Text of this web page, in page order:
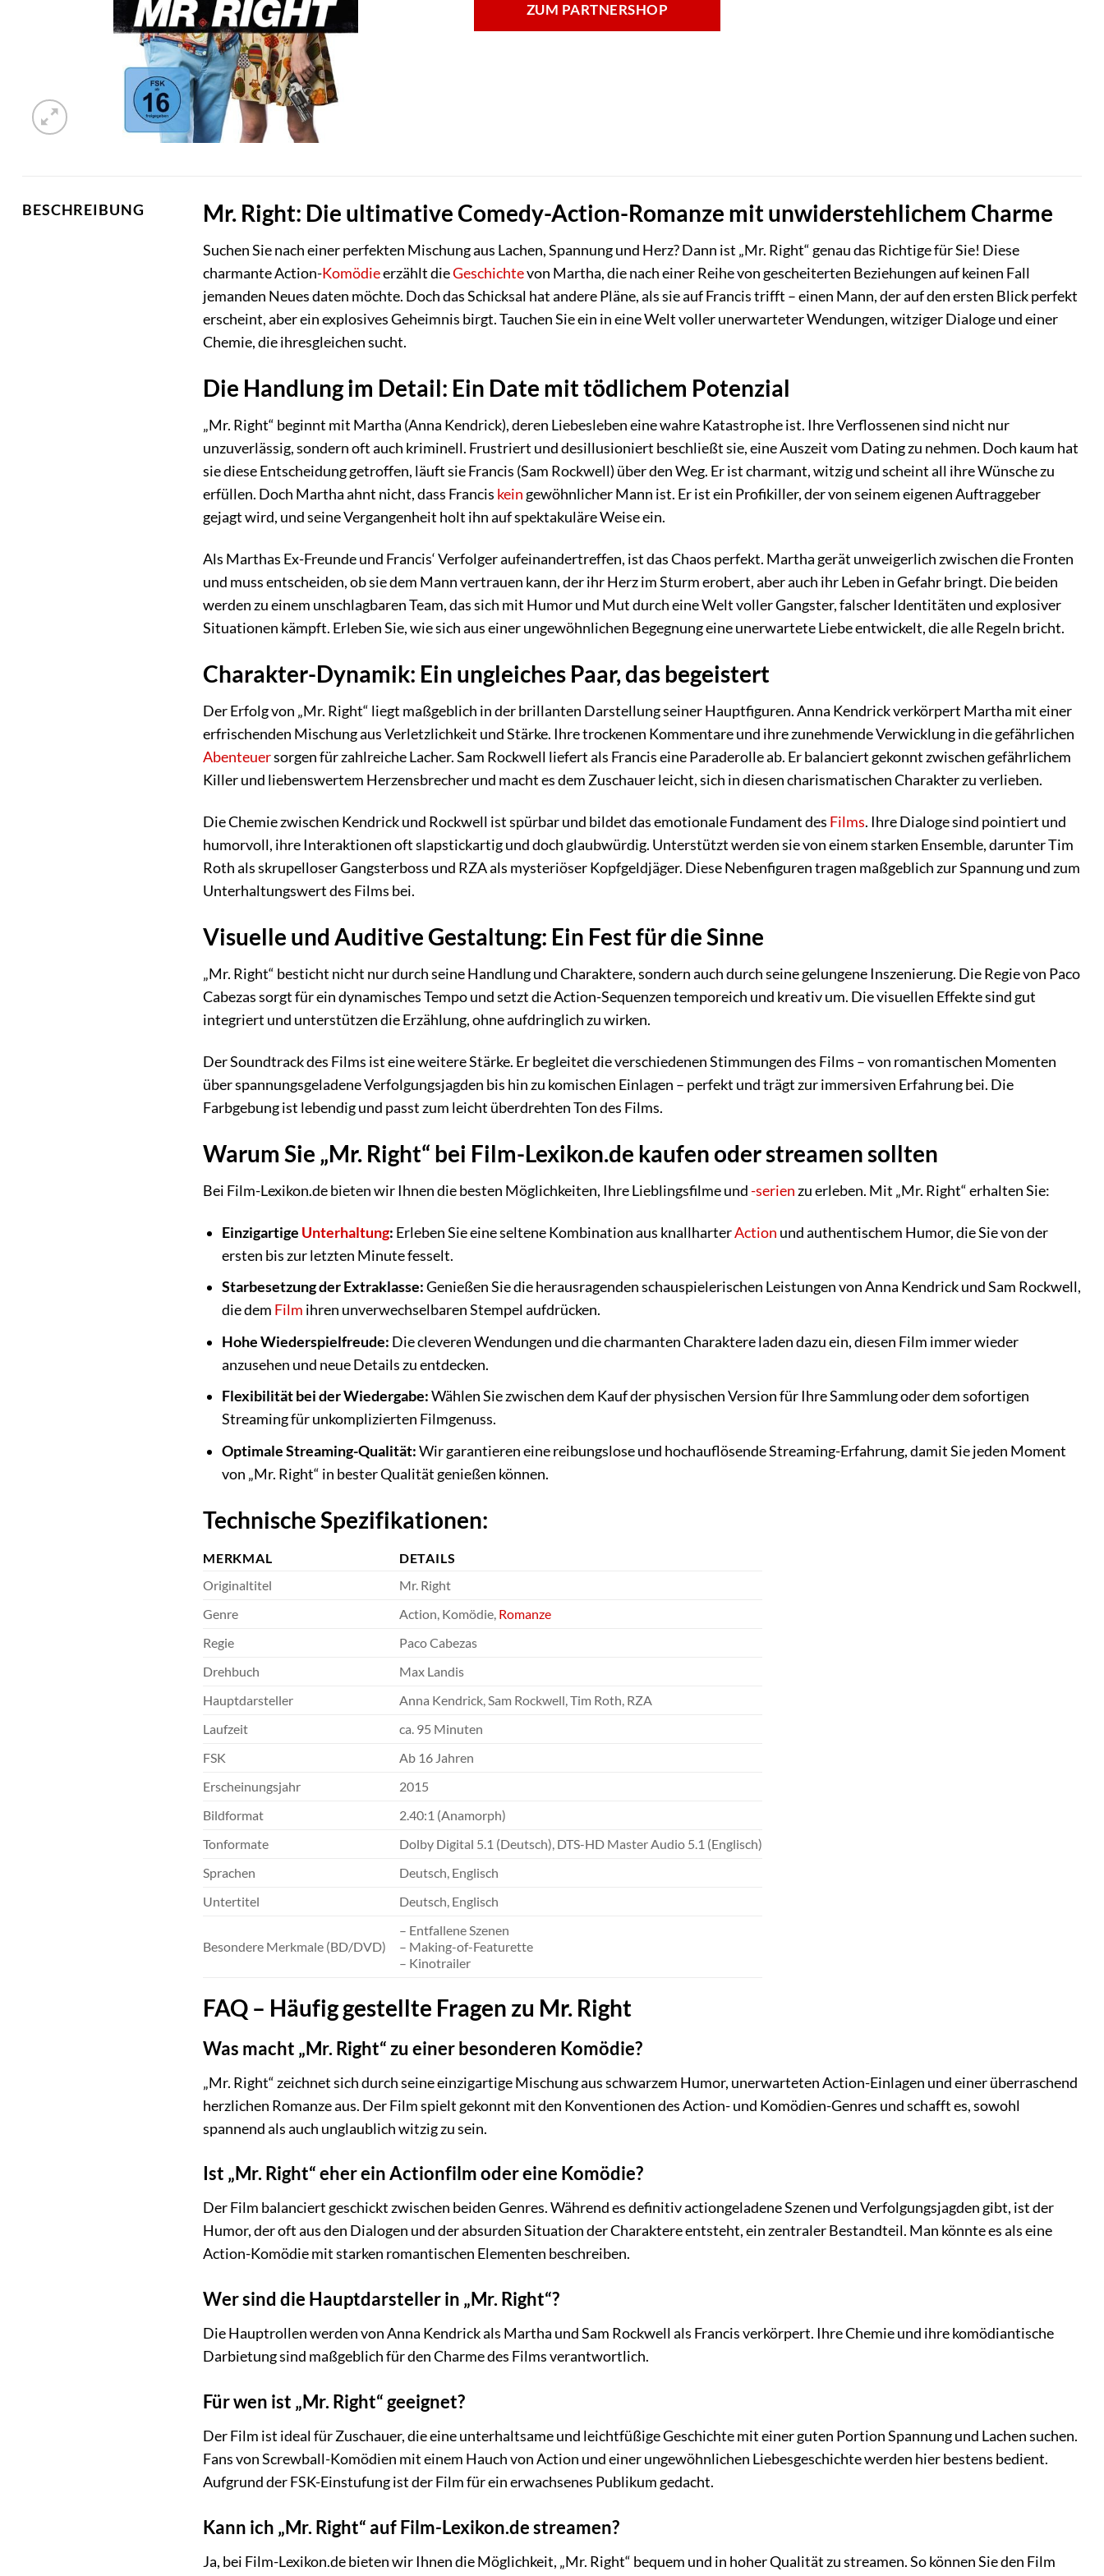
ZUM PARTNERSHOP
BESCHREIBUNG Mr. Right: Die ultimative Comedy-Action-Romanze mit unwiderstehlichem Charme
Suchen Sie nach einer perfekten Mischung aus Lachen, Spannung und Herz? Dann ist „Mr. Right“ genau das Richtige für Sie! Diese
charmante Action-Komödieerzählt dieGeschichtevon Martha, die nach einer Reihe von gescheiterten Beziehungen auf keinen Fall
jemanden Neues daten möchte. Doch das Schicksal hat andere Pläne, als sie auf Francis trifft – einen Mann, der auf den ersten Blick perfekt
erscheint, aber ein explosives Geheimnis birgt. Tauchen Sie ein in eine Welt voller unerwarteter Wendungen, witziger Dialoge und einer
Chemie, die ihresgleichen sucht.
Die Handlung im Detail: Ein Date mit tödlichem Potenzial
„Mr. Right“ beginnt mit Martha (Anna Kendrick), deren Liebesleben eine wahre Katastrophe ist. Ihre Verflossenen sind nicht nur
unzuverlässig, sondern oft auch kriminell. Frustriert und desillusioniert beschließt sie, eine Auszeit vom Dating zu nehmen. Doch kaum hat
sie diese Entscheidung getroffen, läuft sie Francis (Sam Rockwell) über den Weg. Er ist charmant, witzig und scheint all ihre Wünsche zu
erfüllen. Doch Martha ahnt nicht, dass Francis keingewöhnlicher Mann ist. Er ist ein Profikiller, der von seinem eigenen Auftraggeber
gejagt wird, und seine Vergangenheit holt ihn auf spektakuläre Weise ein.
Als Marthas Ex-Freunde und Francis‘ Verfolger aufeinandertreffen, ist das Chaos perfekt. Martha gerät unweigerlich zwischen die Fronten
und muss entscheiden, ob sie dem Mann vertrauen kann, der ihr Herz im Sturm erobert, aber auch ihr Leben in Gefahr bringt. Die beiden
werden zu einem unschlagbaren Team, das sich mit Humor und Mut durch eine Welt voller Gangster, falscher Identitäten und explosiver
Situationen kämpft. Erleben Sie, wie sich aus einer ungewöhnlichen Begegnung eine unerwartete Liebe entwickelt, die alle Regeln bricht.
Charakter-Dynamik: Ein ungleiches Paar, das begeistert
Der Erfolg von „Mr. Right“ liegt maßgeblich in der brillanten Darstellung seiner Hauptfiguren. Anna Kendrick verkörpert Martha mit einer
erfrischenden Mischung aus Verletzlichkeit und Stärke. Ihre trockenen Kommentare und ihre zunehmende Verwicklung in die gefährlichen
Abenteuersorgen für zahlreiche Lacher. Sam Rockwell liefert als Francis eine Paraderolle ab. Er balanciert gekonnt zwischen gefährlichem
Killer und liebenswertem Herzensbrecher und macht es dem Zuschauer leicht, sich in diesen charismatischen Charakter zu verlieben.
Die Chemie zwischen Kendrick und Rockwell ist spürbar und bildet das emotionale Fundament des Films. Ihre Dialoge sind pointiert und
humorvoll, ihre Interaktionen oft slapstickartig und doch glaubwürdig. Unterstützt werden sie von einem starken Ensemble, darunter Tim
Roth als skrupelloser Gangsterboss und RZA als mysteriöser Kopfgeldjäger. Diese Nebenfiguren tragen maßgeblich zur Spannung und zum
Unterhaltungswert des Films bei.
Visuelle und Auditive Gestaltung: Ein Fest für die Sinne
„Mr. Right“ besticht nicht nur durch seine Handlung und Charaktere, sondern auch durch seine gelungene Inszenierung. Die Regie von Paco
Cabezas sorgt für ein dynamisches Tempo und setzt die Action-Sequenzen temporeich und kreativ um. Die visuellen Effekte sind gut
integriert und unterstützen die Erzählung, ohne aufdringlich zu wirken.
Der Soundtrack des Films ist eine weitere Stärke. Er begleitet die verschiedenen Stimmungen des Films – von romantischen Momenten
über spannungsgeladene Verfolgungsjagden bis hin zu komischen Einlagen – perfekt und trägt zur immersiven Erfahrung bei. Die
Farbgebung ist lebendig und passt zum leicht überdrehten Ton des Films.
Warum Sie „Mr. Right“ bei Film-Lexikon.de kaufen oder streamen sollten
Bei Film-Lexikon.de bieten wir Ihnen die besten Möglichkeiten, Ihre Lieblingsfilme und-serienzu erleben. Mit „Mr. Right“ erhalten Sie:
Einzigartige Unterhaltung: Erleben Sie eine seltene Kombination aus knallharterAction und authentischem Humor, die Sie von der
ersten bis zur letzten Minute fesselt.
Starbesetzung der Extraklasse:Genießen Sie die herausragenden schauspielerischen Leistungen von Anna Kendrick und Sam Rockwell,
die dem Film ihren unverwechselbaren Stempel aufdrücken.
Hohe Wiederspielfreude: Die cleveren Wendungen und die charmanten Charaktere laden dazu ein, diesen Film immer wieder
anzusehen und neue Details zu entdecken.
Flexibilität bei der Wiedergabe:Wählen Sie zwischen dem Kauf der physischen Version für Ihre Sammlung oder dem sofortigen
Streaming für unkomplizierten Filmgenuss.
Optimale Streaming-Qualität:Wir garantieren eine reibungslose und hochauflösende Streaming-Erfahrung, damit Sie jeden Moment
von „Mr. Right“ in bester Qualität genießen können.
Technische Spezifikationen:
MERKMAL
DETAILS
Originaltitel
Mr. Right
Genre
Action, Komödie, Romanze
Regie
Paco Cabezas
Drehbuch
Max Landis
Hauptdarsteller
Anna Kendrick, Sam Rockwell, Tim Roth, RZA
Laufzeit
ca. 95 Minuten
FSK
Ab 16 Jahren
Erscheinungsjahr
2015
Bildformat
2.40:1 (Anamorph)
Tonformate
Dolby Digital 5.1 (Deutsch), DTS-HD Master Audio 5.1 (Englisch)
Sprachen
Deutsch, Englisch
Untertitel
Deutsch, Englisch
Besondere Merkmale (BD/DVD)
– Entfallene Szenen
– Making-of-Featurette
– Kinotrailer
FAQ – Häufig gestellte Fragen zu Mr. Right
Was macht „Mr. Right“ zu einer besonderen Komödie?
„Mr. Right“ zeichnet sich durch seine einzigartige Mischung aus schwarzem Humor, unerwarteten Action-Einlagen und einer überraschend
herzlichen Romanze aus. Der Film spielt gekonnt mit den Konventionen des Action- und Komödien-Genres und schafft es, sowohl
spannend als auch unglaublich witzig zu sein.
Ist „Mr. Right“ eher ein Actionfilm oder eine Komödie?
Der Film balanciert geschickt zwischen beiden Genres. Während es definitiv actiongeladene Szenen und Verfolgungsjagden gibt, ist der
Humor, der oft aus den Dialogen und der absurden Situation der Charaktere entsteht, ein zentraler Bestandteil. Man könnte es als eine
Action-Komödie mit starken romantischen Elementen beschreiben.
Wer sind die Hauptdarsteller in „Mr. Right“?
Die Hauptrollen werden von Anna Kendrick als Martha und Sam Rockwell als Francis verkörpert. Ihre Chemie und ihre komödiantische
Darbietung sind maßgeblich für den Charme des Films verantwortlich.
Für wen ist „Mr. Right“ geeignet?
Der Film ist ideal für Zuschauer, die eine unterhaltsame und leichtfüßige Geschichte mit einer guten Portion Spannung und Lachen suchen.
Fans von Screwball-Komödien mit einem Hauch von Action und einer ungewöhnlichen Liebesgeschichte werden hier bestens bedient.
Aufgrund der FSK-Einstufung ist der Film für ein erwachsenes Publikum gedacht.
Kann ich „Mr. Right“ auf Film-Lexikon.de streamen?
Ja, bei Film-Lexikon.de bieten wir Ihnen die Möglichkeit, „Mr. Right“ bequem und in hoher Qualität zu streamen. So können Sie den Film